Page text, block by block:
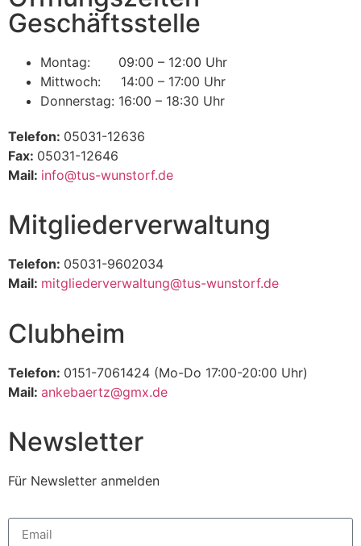
Geschäftsstelle
Montag: 09:00 – 12:00 Uhr
Mittwoch: 14:00 – 17:00 Uhr
Donnerstag: 16:00 – 18:30 Uhr
Telefon: 05031-12636
Fax: 05031-12646
Mail: info@tus-wunstorf.de
Mitgliederverwaltung
Telefon: 05031-9602034
Mail: mitgliederverwaltung@tus-wunstorf.de
Clubheim
Telefon: 0151-7061424 (Mo-Do 17:00-20:00 Uhr)
Mail: ankebaertz@gmx.de
Newsletter
Für Newsletter anmelden